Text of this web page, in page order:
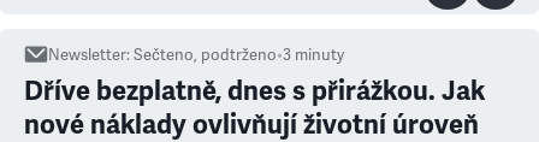
Newsletter:Sečteno, podtrženo•3 minuty
Dříve bezplatně, dnes s přirážkou. Jak
nové náklady ovlivňují životní úroveň